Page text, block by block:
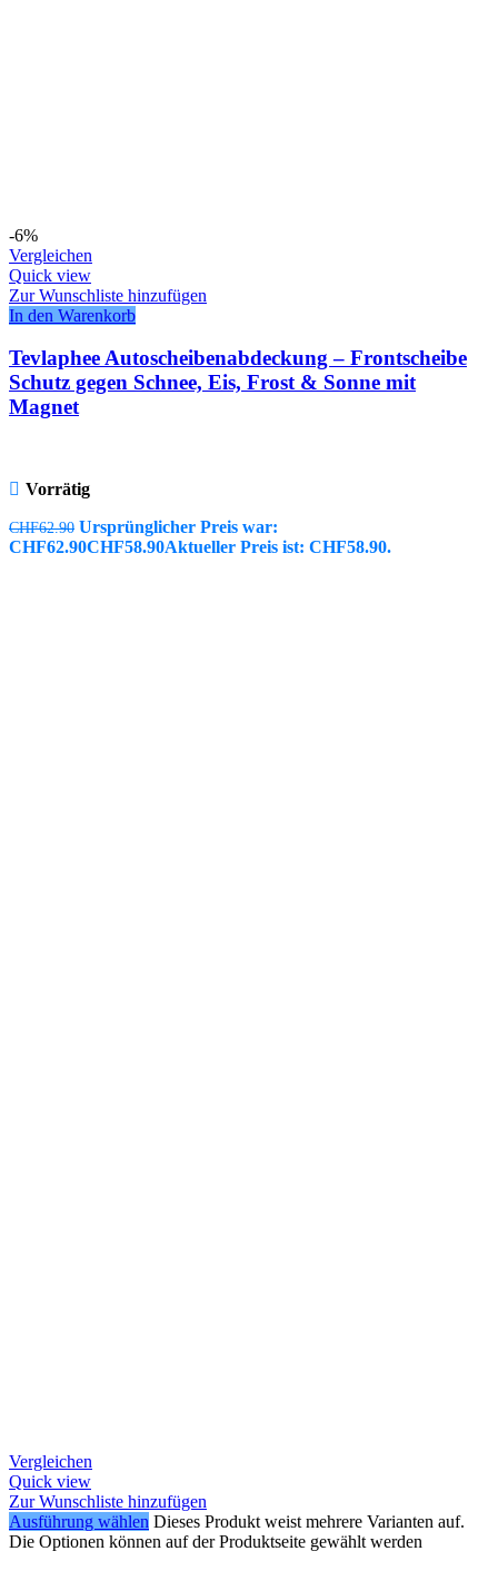
-6%
Vergleichen
Quick view
Zur Wunschliste hinzufügen
In den Warenkorb
Tevlaphee Autoscheibenabdeckung – Frontscheibe
Schutz gegen Schnee, Eis, Frost & Sonne mit
Magnet
Vorrätig
CHF62.90 Ursprünglicher Preis war:
CHF62.90CHF58.90Aktueller Preis ist: CHF58.90.
Vergleichen
Quick view
Zur Wunschliste hinzufügen
Ausführung wählen Dieses Produkt weist mehrere Varianten auf.
Die Optionen können auf der Produktseite gewählt werden